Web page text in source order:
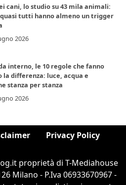
cani, lo studio su 43 mila animali:
tutti hanno almeno un trigger
2026
interno, le 10 regole che fanno
la differenza: luce, acqua e
stanza per stanza
2026
Privacy Policy
proprietà di T-Mediahouse
Milano - P.Iva 06933670967 -